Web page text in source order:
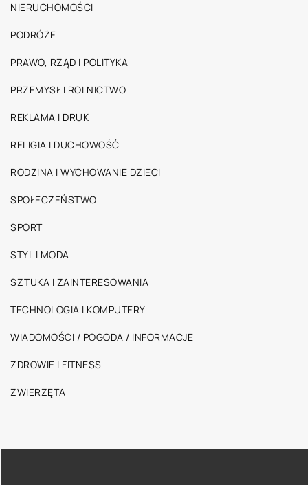
NIERUCHOMOŚCI
PODRÓŻE
PRAWO, RZĄD I POLITYKA
PRZEMYSŁ I ROLNICTWO
REKLAMA I DRUK
RELIGIA I DUCHOWOŚĆ
RODZINA I WYCHOWANIE DZIECI
SPOŁECZEŃSTWO
SPORT
STYL I MODA
SZTUKA I ZAINTERESOWANIA
TECHNOLOGIA I KOMPUTERY
WIADOMOŚCI / POGODA / INFORMACJE
ZDROWIE I FITNESS
ZWIERZĘTA